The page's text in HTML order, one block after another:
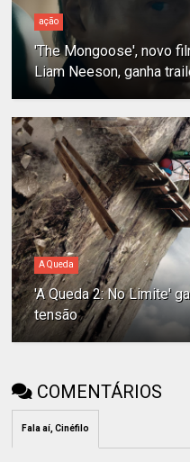
ação
'The Mongoose', novo
Liam Neeson, ganha
A Queda
'A Queda 2: No Limite'
tensão
COMENTÁRIOS
Fala aí, Cinéfilo